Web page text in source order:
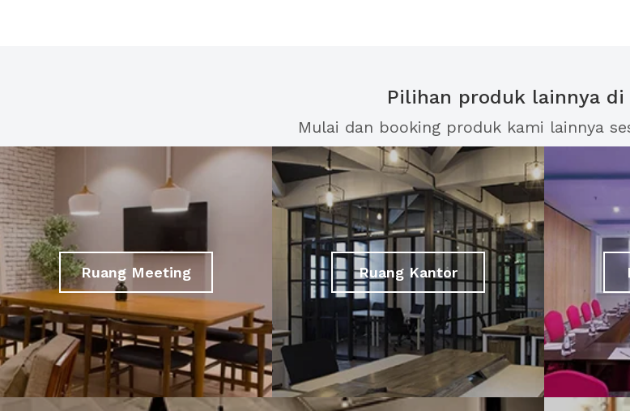
Pilihan produk lainnya di
Mulai dan booking produk kami lainnya
Ruang Meeting Ruang Kantor